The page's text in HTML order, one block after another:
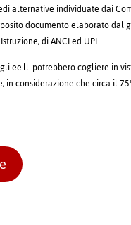
alternative individuate dai
documento elaborato dal
di ANCI ed UPI.
ee.ll. potrebbero cogliere in
in considerazione che circa il